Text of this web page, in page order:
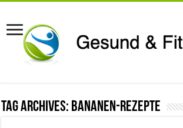
Tag Archives: Bananen-Rezepte